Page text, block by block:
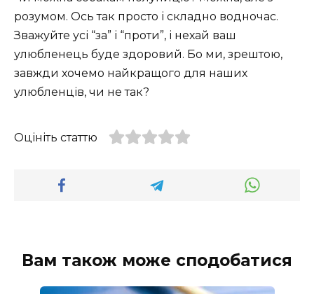
розумом. Ось так просто і складно водночас.
Зважуйте усі “за” і “проти”, і нехай ваш
улюбленець буде здоровий. Бо ми, зрештою,
завжди хочемо найкращого для наших
улюбленців, чи не так?
Оцініть статтю
Вам також може сподобатися